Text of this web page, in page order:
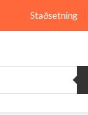
Staðsetning